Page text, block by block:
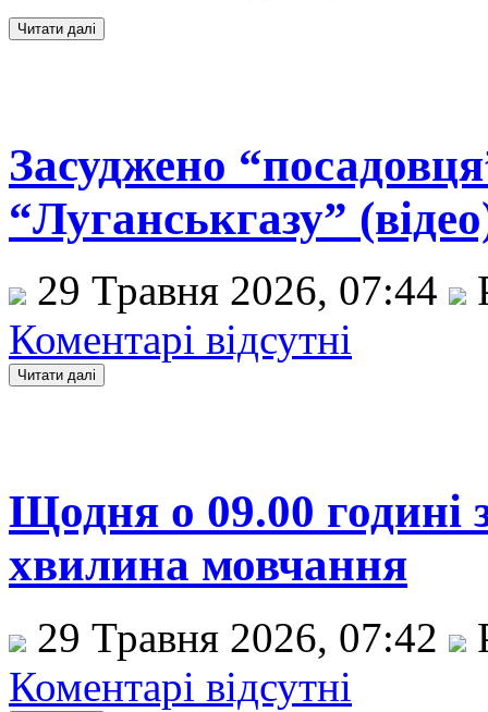
Засуджено
“Луганськгазу”
29 Травня 2026, 07:44
Коментарі відсутні
Щодня о 09.00 годині
хвилина мовчання
29 Травня 2026, 07:42
Коментарі відсутні